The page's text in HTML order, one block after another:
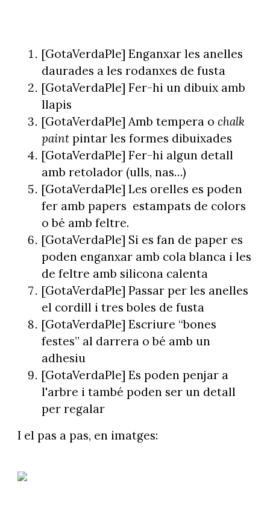
[GotaVerdaPle] Enganxar les anelles
daurades a les rodanxes de fusta
[GotaVerdaPle] Fer-hi un dibuix amb
llapis
[GotaVerdaPle] Amb tempera o chalk
paintpintar les formes dibuixades
[GotaVerdaPle] Fer-hi algun detall
amb retolador (ulls, nas…)
[GotaVerdaPle] Les orelles es poden
fer amb papers estampats de colors
o bé amb feltre.
[GotaVerdaPle] Si es fan de paper es
poden enganxar amb cola blanca i les
de feltre amb silicona calenta
[GotaVerdaPle] Passar per les anelles
el cordill i tres boles de fusta
[GotaVerdaPle] Escriure “bones
festes” al darrera o bé amb un
adhesiu
[GotaVerdaPle] Es poden penjar a
l'arbre i també poden ser un detall
per regalar
I el pas a pas, en imatges: